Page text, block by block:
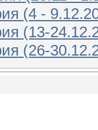
(4 -
(13-
(26-